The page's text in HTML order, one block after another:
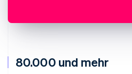
80.000 und mehr